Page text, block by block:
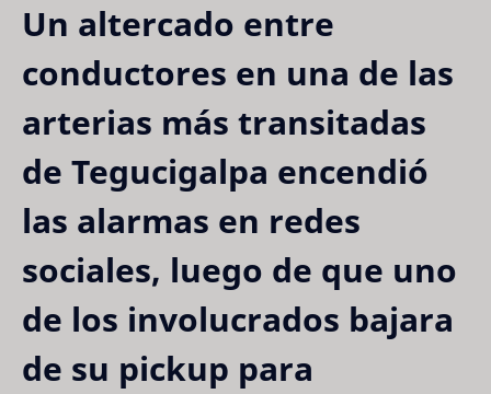
Un altercado entre
conductores en una de las
arterias más transitadas
de Tegucigalpa encendió
las alarmas en redes
sociales, luego de que uno
de los involucrados bajara
de su pickup para